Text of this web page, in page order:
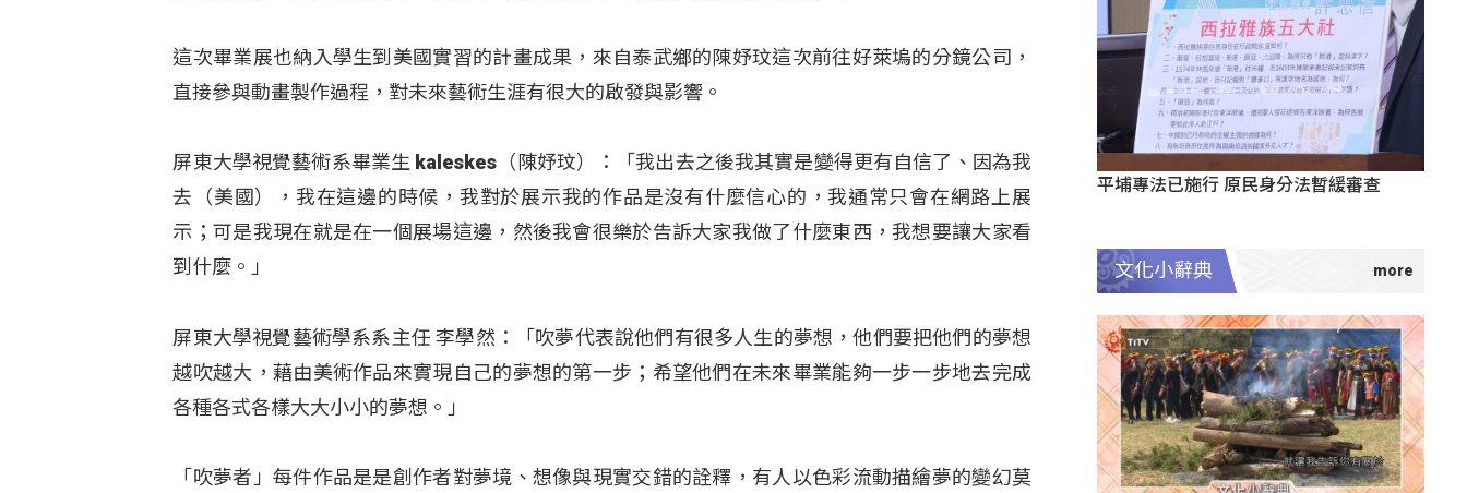
這次畢業展也納入學生到美國實習的計畫成果，來自泰武鄉的陳妤玟這次前往好萊塢的分鏡公司，
直接參與動畫製作過程，對未來藝術生涯有很大的啟發與影響。
屏東大學視覺藝術系畢業生 kaleskes（陳妤玟）：「我出去之後我其實是變得更有自信了、因為我
去（美國），我在這邊的時候，我對於展示我的作品是沒有什麼信心的，我通常只會在網路上展
示；可是我現在就是在一個展場這邊，然後我會很樂於告訴大家我做了什麼東西，我想要讓大家看
到什麼。」
屏東大學視覺藝術學系系主任 李學然：「吹夢代表說他們有很多人生的夢想，他們要把他們的夢想
越吹越大，藉由美術作品來實現自己的夢想的第一步；希望他們在未來畢業能夠一步一步地去完成
各種各式各樣大大小小的夢想。」
「吹夢者」每件作品是是創作者對夢境、想像與現實交錯的詮釋，有人以色彩流動描繪夢的變幻莫
平埔專法已施行 原民身分法暫緩審查
文化小辭典